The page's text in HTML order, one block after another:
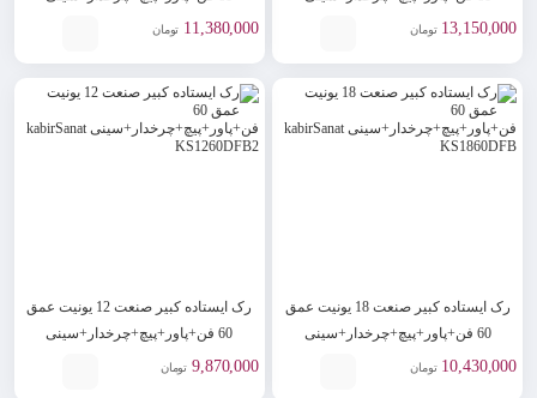
kabirSanat KS3260DFB13,150,000 تومان
kabirSanat KS2260DFB11,380,000 تومان
رک ایستاده کبیر صنعت 18 یونیت عمق
60 فن+پاور+پیچ+چرخدار+سینی
kabirSanat KS1860DFB10,430,000 تومان
رک ایستاده کبیر صنعت 12 یونیت عمق
60 فن+پاور+پیچ+چرخدار+سینی
kabirSanat KS1260DFB29,870,000 تومان